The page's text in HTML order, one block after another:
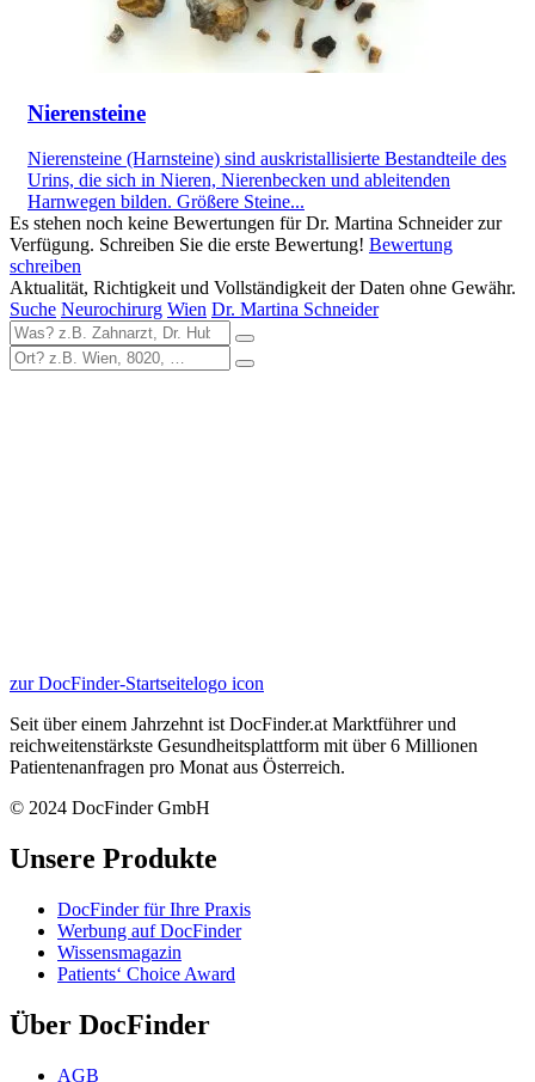
Nierensteine
Nierensteine (Harnsteine) sind auskristallisierte Bestandteile des
Urins, die sich in Nieren, Nierenbecken und ableitenden
Harnwegen bilden. Größere Steine...
Es stehen noch keine Bewertungen für Dr. Martina Schneider zur
Verfügung. Schreiben Sie die erste Bewertung! Bewertung
schreiben
Aktualität, Richtigkeit und Vollständigkeit der Daten ohne Gewähr.
Suche Neurochirurg Wien Dr. Martina Schneider
zur DocFinder-Startseitelogo icon
Seit über einem Jahrzehnt ist DocFinder.at Marktführer und
reichweitenstärkste Gesundheitsplattform mit über 6 Millionen
Patientenanfragen pro Monat aus Österreich.
© 2024 DocFinder GmbH
Unsere Produkte
DocFinder für Ihre Praxis
Werbung auf DocFinder
Wissensmagazin
Patients‘ Choice Award
Über DocFinder
AGB